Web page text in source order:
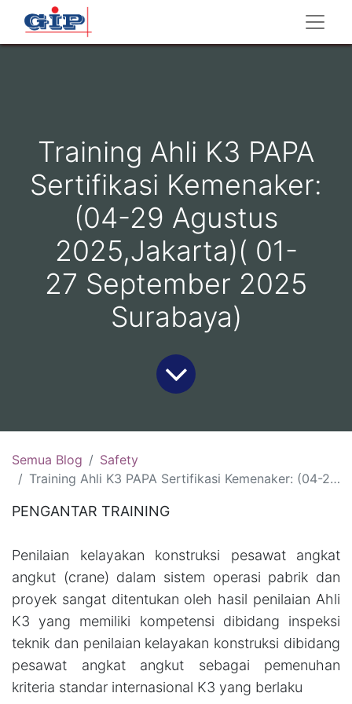
Training Ahli K3 PAPA
Sertifikasi Kemenaker:
(04-29 Agustus
2025,Jakarta)( 01-
27 September 2025
Surabaya)
Semua Blog
Safety
Training Ahli K3 PAPA Sertifikasi Kemenaker: (04-29 Agustus 2025,Jakarta)( 01-27 September 2025 Surabaya)
PENGANTAR TRAINING
Penilaian kelayakan konstruksi pesawat angkat
angkut (crane) dalam sistem operasi pabrik dan
proyek sangat ditentukan oleh hasil penilaian Ahli
K3 yang memiliki kompetensi dibidang inspeksi
teknik dan penilaian kelayakan konstruksi dibidang
pesawat angkat angkut sebagai pemenuhan
kriteria standar internasional K3 yang berlaku